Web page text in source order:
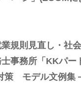
規則見直し・社
事務所「KKパー
モデル文例集